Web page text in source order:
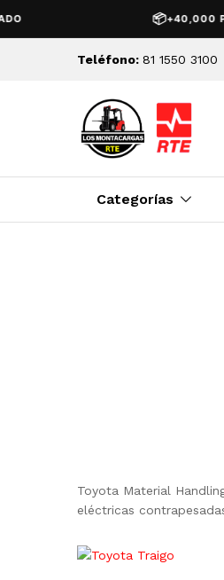
+40,000
Teléfono: 81 1550 3100
Categorías
Toyota Material
eléctricas